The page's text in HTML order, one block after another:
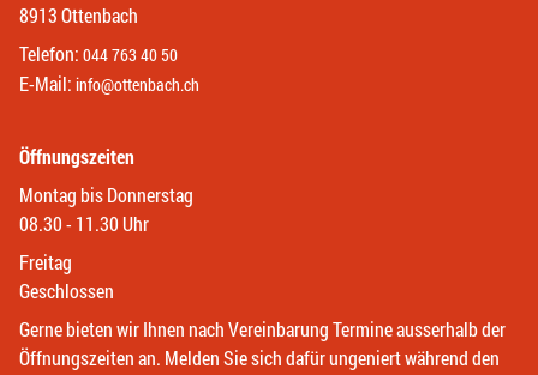
8913 Ottenbach
Telefon: 044 763 40 50
E-Mail: info@ottenbach.ch
Öffnungszeiten
Montag bis Donnerstag
08.30 - 11.30 Uhr
Freitag
Geschlossen
Gerne bieten wir Ihnen nach Vereinbarung Termine ausserhalb der
Öffnungszeiten an. Melden Sie sich dafür ungeniert während den